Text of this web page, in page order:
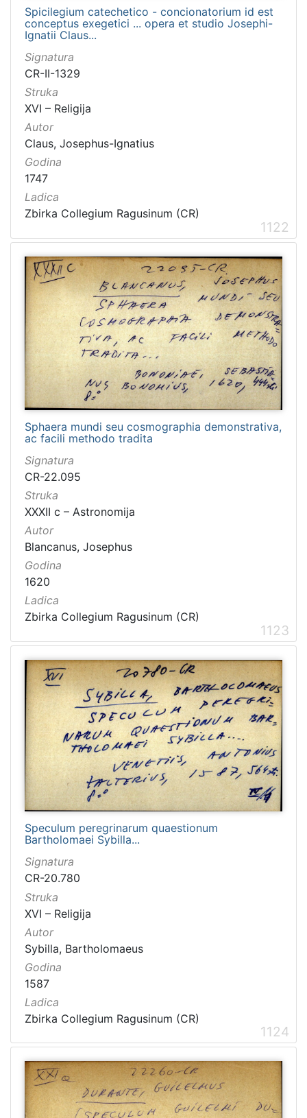
Spicilegium catechetico - concionatorium id est
conceptus exegetici ... opera et studio Josephi-
Ignatii Claus...
Signatura
CR-II-1329
Struka
XVI – Religija
Autor
Claus, Josephus-Ignatius
Godina
1747
Ladica
Zbirka Collegium Ragusinum (CR)
1122
Sphaera mundi seu cosmographia demonstrativa,
ac facili methodo tradita
Signatura
CR-22.095
Struka
XXXII c – Astronomija
Autor
Blancanus, Josephus
Godina
1620
Ladica
Zbirka Collegium Ragusinum (CR)
1123
Speculum peregrinarum quaestionum
Bartholomaei Sybilla...
Signatura
CR-20.780
Struka
XVI – Religija
Autor
Sybilla, Bartholomaeus
Godina
1587
Ladica
Zbirka Collegium Ragusinum (CR)
1124